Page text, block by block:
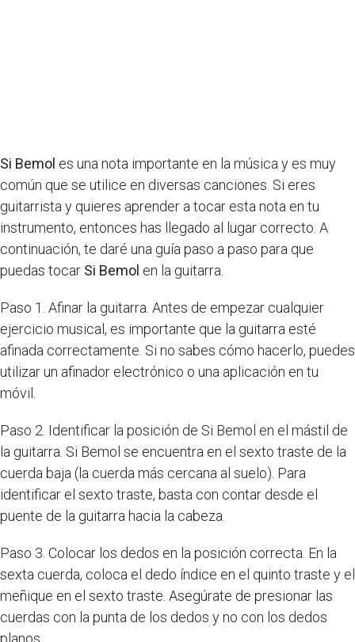
Si Bemol es una nota importante en la música y es muy
común que se utilice en diversas canciones. Si eres
guitarrista y quieres aprender a tocar esta nota en tu
instrumento, entonces has llegado al lugar correcto. A
continuación, te daré una guía paso a paso para que
puedas tocar Si Bemol en la guitarra.
Paso 1. Afinar la guitarra. Antes de empezar cualquier
ejercicio musical, es importante que la guitarra esté
afinada correctamente. Si no sabes cómo hacerlo, puedes
utilizar un afinador electrónico o una aplicación en tu
móvil.
Paso 2. Identificar la posición de Si Bemol en el mástil de
la guitarra. Si Bemol se encuentra en el sexto traste de la
cuerda baja (la cuerda más cercana al suelo). Para
identificar el sexto traste, basta con contar desde el
puente de la guitarra hacia la cabeza.
Paso 3. Colocar los dedos en la posición correcta. En la
sexta cuerda, coloca el dedo índice en el quinto traste y el
meñique en el sexto traste. Asegúrate de presionar las
cuerdas con la punta de los dedos y no con los dedos
planos.